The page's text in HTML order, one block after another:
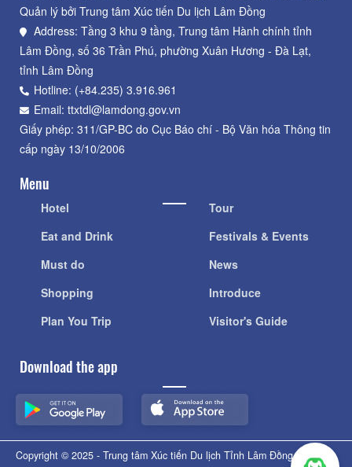
Quản lý bởi Trung tâm Xúc tiến Du lịch Lâm Đồng
Address: Tầng 3 khu 9 tầng, Trung tâm Hành chính tỉnh
Lâm Đồng, số 36 Trần Phú, phường Xuân Hương - Đà Lạt,
tỉnh Lâm Đồng
Hotline: (+84.235) 3.916.961
Email: ttxtdl@lamdong.gov.vn
Giấy phép: 311/GP-BC do Cục Báo chí - Bộ Văn hóa Thông tin
cấp ngày 13/10/2006
Menu
Hotel
Eat and Drink
Must do
Shopping
Plan You Trip
Tour
Festivals & Events
News
Introduce
Visitor's Guide
Download the app
Copyright © 2025 - Trung tâm Xúc tiến Du lịch Tỉnh Lâm Đồng